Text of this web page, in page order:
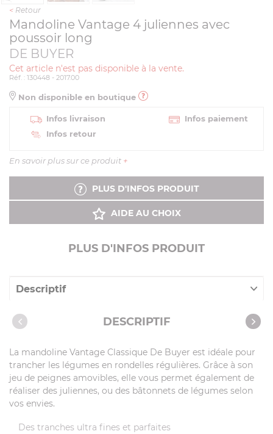
< Retour
Mandoline Vantage 4 juliennes avec
poussoir long
DE BUYER
Cet article n'est pas disponible à la vente.
Réf. : 130448 - 2017.00
Non disponible en boutique
Infos livraison
Infos paiement
Infos retour
En savoir plus sur ce produit +
PLUS D'INFOS PRODUIT
AIDE AU CHOIX
PLUS D'INFOS PRODUIT
Descriptif
Caractéristiques
Recettes avec cet article
DESCRIPTIF
La mandoline Vantage Classique De Buyer est idéale pour
trancher les légumes en rondelles régulières. Grâce à son
jeu de peignes amovibles, elle vous permet également de
réaliser des juliennes, ou des bâtonnets de légumes selon
vos envies.
Des tranches ultra fines et parfaites